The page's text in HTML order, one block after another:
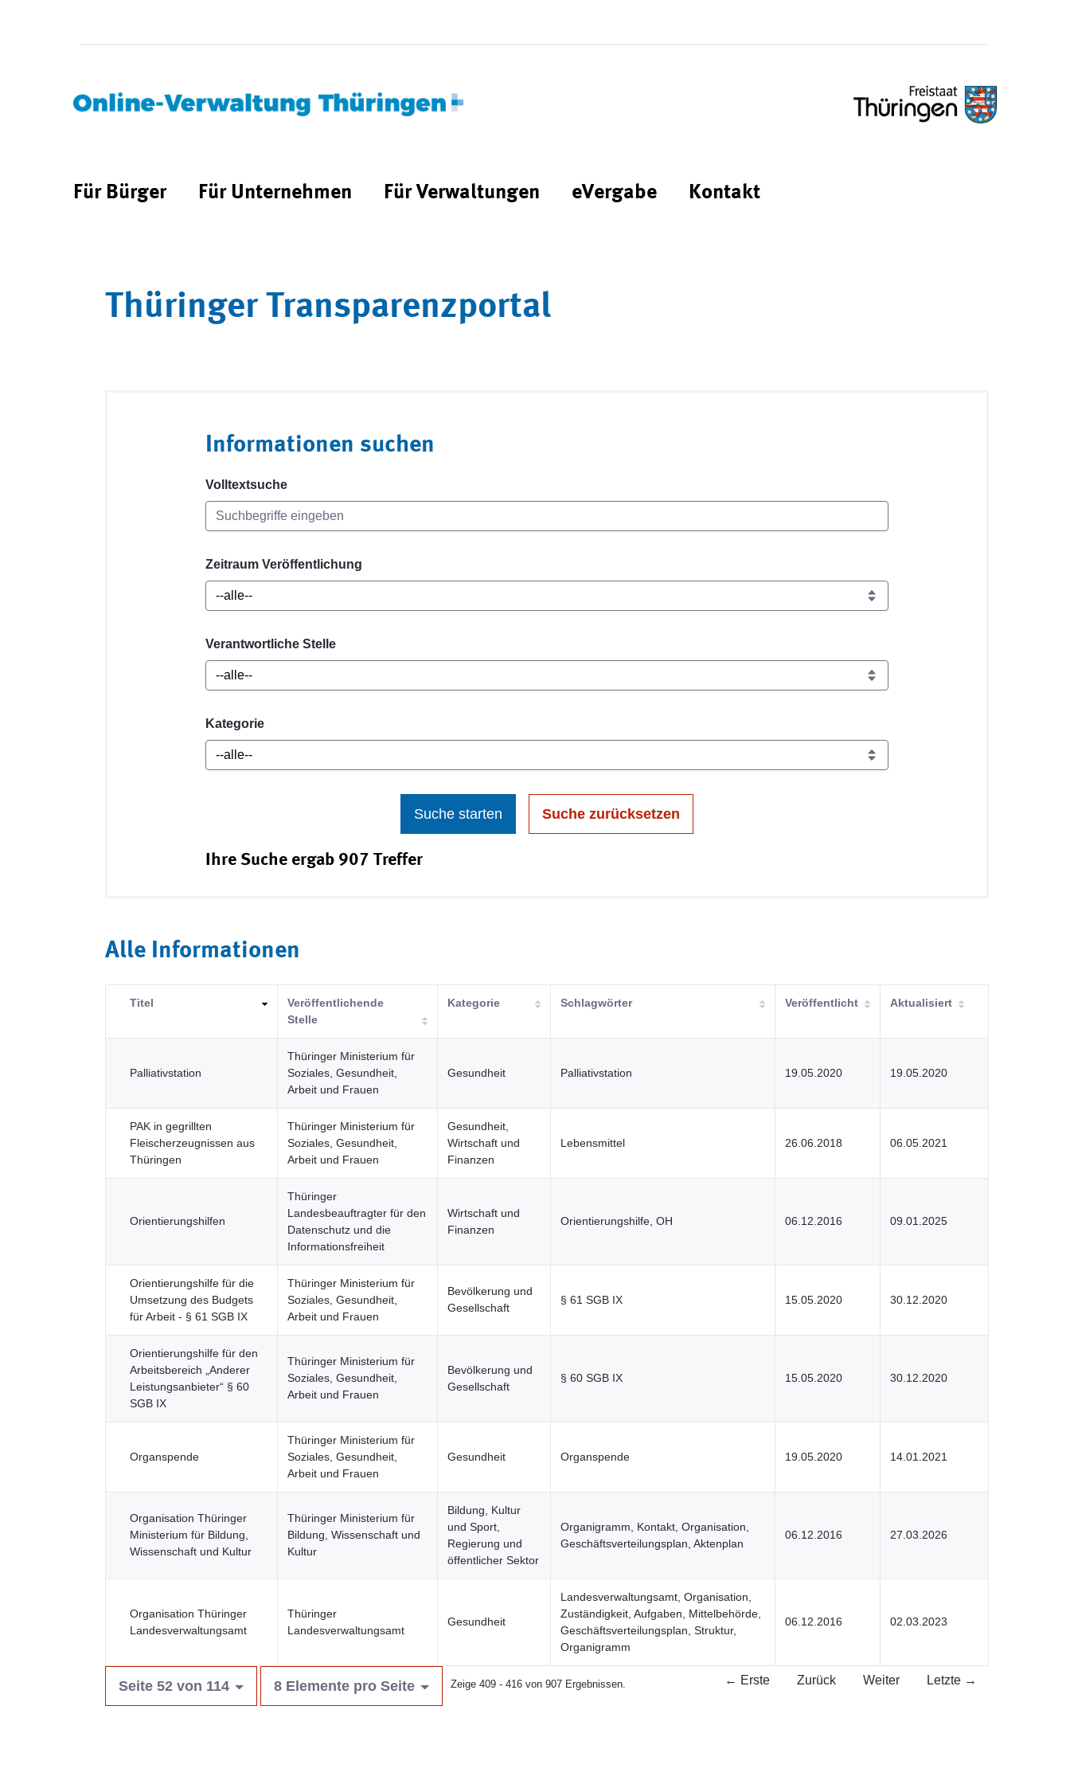
Für Bürger Für Unternehmen Für Verwaltungen eVergabe Kontakt
Thüringer Transparenzportal
Informationen suchen
Volltextsuche
Zeitraum Veröffentlichung
Verantwortliche Stelle
Kategorie
Suche starten Suche zurücksetzen
Ihre Suche ergab 907 Treffer
Alle Informationen
Titel
Veröffentlichende
Stelle
Kategorie Schlagwörter Veröffentlicht Aktualisiert
Palliativstation
Thüringer Ministerium für
Soziales, Gesundheit,
Arbeit und Frauen
Gesundheit Palliativstation 19.05.2020 19.05.2020
PAK in gegrillten
Fleischerzeugnissen aus
Thüringen
Thüringer Ministerium für
Soziales, Gesundheit,
Arbeit und Frauen
Gesundheit,
Wirtschaft und
Finanzen
Lebensmittel 26.06.2018 06.05.2021
Orientierungshilfen
Thüringer
Landesbeauftragter für den
Datenschutz und die
Informationsfreiheit
Wirtschaft und
Finanzen
Orientierungshilfe, OH 06.12.2016 09.01.2025
Orientierungshilfe für die
Umsetzung des Budgets
für Arbeit - § 61 SGB IX
Thüringer Ministerium für
Soziales, Gesundheit,
Arbeit und Frauen
Bevölkerung und
Gesellschaft
§ 61 SGB IX 15.05.2020 30.12.2020
Orientierungshilfe für den
Arbeitsbereich „Anderer
Leistungsanbieter“ § 60
SGB IX
Thüringer Ministerium für
Soziales, Gesundheit,
Arbeit und Frauen
Bevölkerung und
Gesellschaft
§ 60 SGB IX 15.05.2020 30.12.2020
Organspende
Thüringer Ministerium für
Soziales, Gesundheit,
Arbeit und Frauen
Gesundheit Organspende 19.05.2020 14.01.2021
Organisation Thüringer
Ministerium für Bildung,
Wissenschaft und Kultur
Thüringer Ministerium für
Bildung, Wissenschaft und
Kultur
Bildung, Kultur
und Sport,
Regierung und
öffentlicher Sektor
Organigramm, Kontakt, Organisation,
Geschäftsverteilungsplan, Aktenplan
06.12.2016 27.03.2026
Organisation Thüringer
Landesverwaltungsamt
Thüringer
Landesverwaltungsamt
Gesundheit
Landesverwaltungsamt, Organisation,
Zuständigkeit, Aufgaben, Mittelbehörde,
Geschäftsverteilungsplan, Struktur,
Organigramm
06.12.2016 02.03.2023
Seite 52 von 114 8 Elemente pro Seite Zeige 409 - 416 von 907 Ergebnissen. ← Erste Zurück Weiter Letzte →